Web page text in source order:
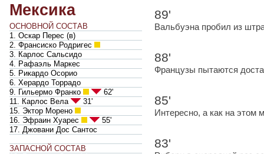
Мексика
ОСНОВНОЙ СОСТАВ
1. Оскар Перес (в)
2. Франсиско Родригес
3. Карлос Сальсидо
4. Рафаэль Маркес
5. Рикардо Осорио
6. Херардо Торрадо
9. Гильермо Франко
62'
11. Карлос Вела
31'
15. Эктор Морено
16. Эфраин Хуарес
55'
17. Джовани Дос Сантос
ЗАПАСНОЙ СОСТАВ
89'
Вальбуэна пробил из
88'
Французы пытаются
85'
Интересно, а как на этом
83'